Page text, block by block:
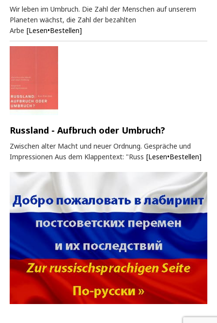
Wir leben im Umbruch. Die Zahl der Menschen auf unserem
Planeten wächst, die Zahl der bezahlten
Arbe [Lesen•Bestellen]
Russland - Aufbruch oder Umbruch?
Zwischen alter Macht und neuer Ordnung. Gespräche und
Impressionen Aus dem Klappentext: "Russ [Lesen•Bestellen]